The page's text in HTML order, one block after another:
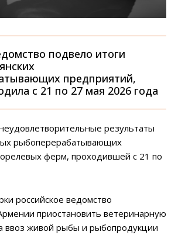
подвело итоги
предприятий,
с 21 по 27 мая 2026 года
результаты
рыбоперерабатывающих
ферм, проходившей с 21 по
российское ведомство
приостановить ветеринарную
ввоз живой рыбы и рыбопродукции